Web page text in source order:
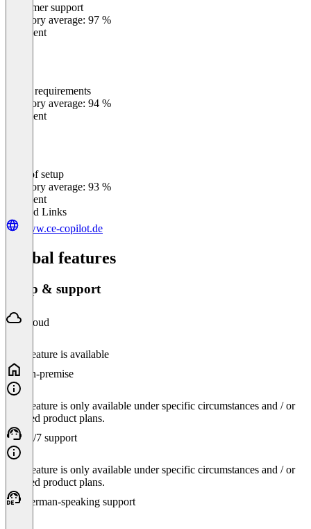
Customer support
Category average: 97 %
Excellent
Meets requirements
Category average: 94 %
Excellent
Ease of setup
Category average: 93 %
Excellent
Related Links
www.ce-copilot.de
Global features
Setup & support
Cloud
This feature is available
On-premise
This feature is only available under specific circumstances and / or
selected product plans.
24/7 support
This feature is only available under specific circumstances and / or
selected product plans.
German-speaking support